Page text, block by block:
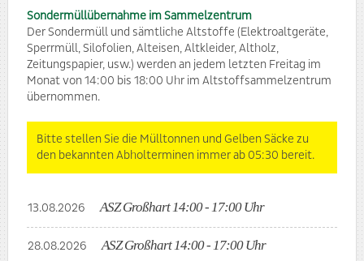
Sondermüllübernahme im Sammelzentrum
Der Sondermüll und sämtliche Altstoffe (Elektroaltgeräte,
Sperrmüll, Silofolien, Alteisen, Altkleider, Altholz,
Zeitungspapier, usw.) werden an jedem letzten Freitag im
Monat von 14:00 bis 18:00 Uhr im Altstoffsammelzentrum
übernommen.
Bitte stellen Sie die Mülltonnen und Gelben Säcke zu
den bekannten Abholterminen immer ab 05:30 bereit.
13.08.2026 ASZ Großhart 14:00 - 17:00 Uhr
28.08.2026 ASZ Großhart 14:00 - 17:00 Uhr